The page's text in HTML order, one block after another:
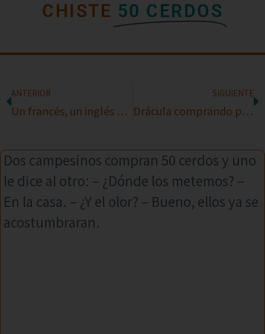
CHISTE 50 CERDOS
ANTERIOR
Un francés, un inglés y un Español
SIGUIENTE
Drácula comprando pan
Dos campesinos compran 50 cerdos y uno
le dice al otro: – ¿Dónde los metemos? –
En la casa. – ¿Y el olor? – Bueno, ellos ya se
acostumbraran.